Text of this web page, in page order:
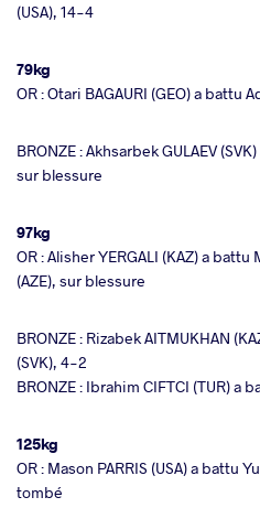
(USA), 14-4
79kg
OR : Otari BAGAURI (GEO) a battu
BRONZE : Akhsarbek GULAEV
sur blessure
97kg
OR : Alisher YERGALI (KAZ) a
(AZE), sur blessure
BRONZE : Rizabek AITMUKHAN
(SVK), 4-2
BRONZE : Ibrahim CIFTCI (TUR) a
125kg
OR : Mason PARRIS (USA) a battu
tombé